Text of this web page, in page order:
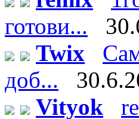
готови...
Twix
доб...
Vityok